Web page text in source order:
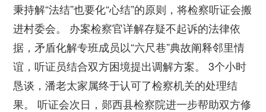
秉持解“法结”也要化“心结”的原则，将检察听证会搬
进村委会。 办案检察官详解存疑不起诉的法律依
据，矛盾化解专班成员以“六尺巷”典故阐释邻里情
谊，听证员结合双方困境提出调解方案。 3个小时
恳谈，潘老太家属终于认可了检察机关的处理结
果。 听证会次日，郧西县检察院进一步帮助双方修